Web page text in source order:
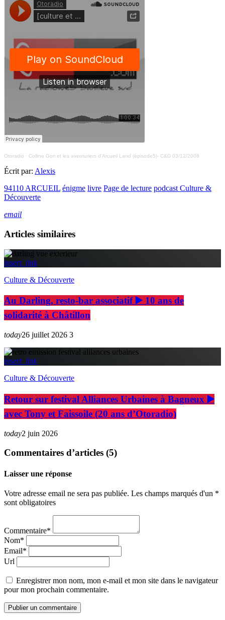
Otoradio · Colline Gori et les aventuriers d’Arcueil Land (épisode5)- C&D 03/12/2008
Écrit par: Alexis
94110 ARCUEIL énigme livre Page de lecture podcast Culture &
Découverte
email
Articles similaires
insert_link
Culture & Découverte
Au Darling, resto-bar associatif ▶️ 10 ans de
solidarité à Châtillon
today26 juillet 2026 3
insert_link
Culture & Découverte
Retour sur festival Alliances Urbaines à Bagneux ▶️
avec Tony et Faissoile (20 ans d’Otoradio)
today2 juin 2026
Commentaires d’articles (5)
Laisser une réponse
Votre adresse email ne sera pas publiée. Les champs marqués d'un *
sont obligatoires
Commentaire*
Nom*
Email*
Url
Enregistrer mon nom, mon e-mail et mon site dans le navigateur
pour mon prochain commentaire.